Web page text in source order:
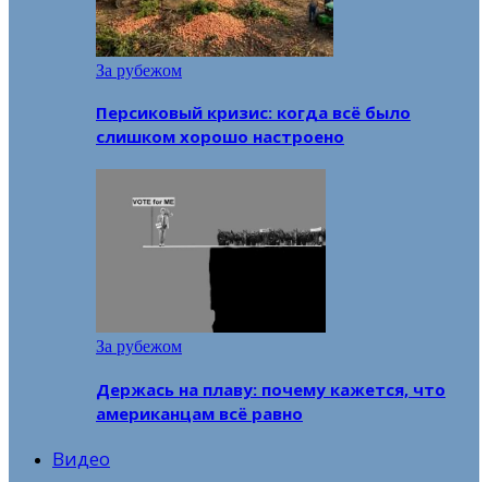
За рубежом
Персиковый кризис: когда всё было
слишком хорошо настроено
За рубежом
Держась на плаву: почему кажется, что
американцам всё равно
Видео